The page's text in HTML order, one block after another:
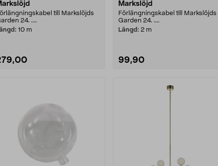
till Markslöjds
24. ....
10 m
Markslöjd
Förlängningskabel till Markslöjds
Garden 24. ....
Längd: 2 m
99,90